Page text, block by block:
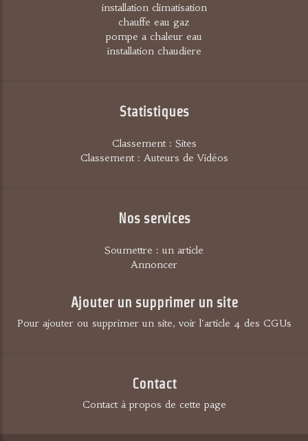
installation climatisation
chauffe eau gaz
pompe a chaleur eau
installation chaudiere
Statistiques
Classement : Sites
Classement : Auteurs de Vidéos
Nos services
Soumettre : un article
Annoncer
Ajouter un supprimer un site
Pour ajouter ou supprimer un site, voir l'article 4 des CGUs
Contact
Contact à propos de cette page